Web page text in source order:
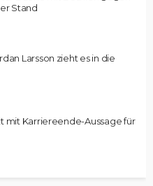
Stand
Larsson zieht es in die
mit Karriereende-Aussage für